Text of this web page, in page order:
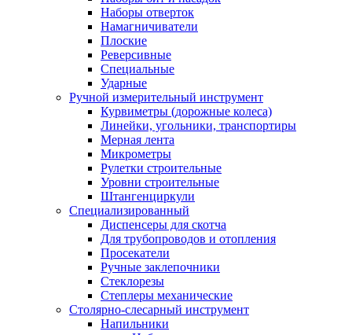
Наборы отверток
Намагничиватели
Плоские
Реверсивные
Специальные
Ударные
Ручной измерительный инструмент
Курвиметры (дорожные колеса)
Линейки, угольники, транспортиры
Мерная лента
Микрометры
Рулетки строительные
Уровни строительные
Штангенциркули
Специализированный
Диспенсеры для скотча
Для трубопроводов и отопления
Просекатели
Ручные заклепочники
Стеклорезы
Степлеры механические
Столярно-слесарный инструмент
Напильники